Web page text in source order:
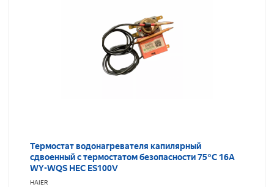
Термостат водонагревателя капилярный
сдвоенный с термостатом безопасности 75°C 16A
WY-WQS HEC ES100V
HAIER